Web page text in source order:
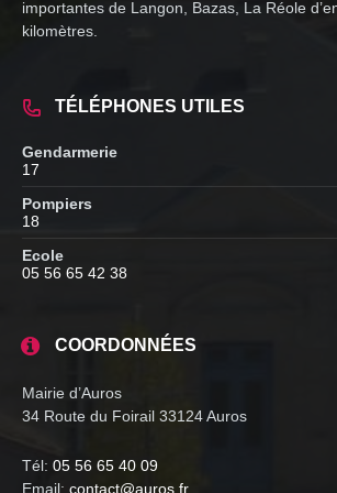
importantes de Langon, Bazas, La Réole
kilomètres.
TÉLÉPHONES UTILES
Gendarmerie
17
Pompiers
18
Ecole
05 56 65 42 38
COORDONNÉES
Mairie d’Auros
34 Route du Foirail 33124 Auros
Tél: 05 56 65 40 09
Email: contact@auros.fr